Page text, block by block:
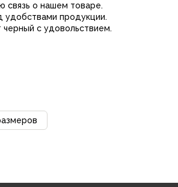
связь о нашем товаре.
удобствами продукции.
черный с удовольствием.